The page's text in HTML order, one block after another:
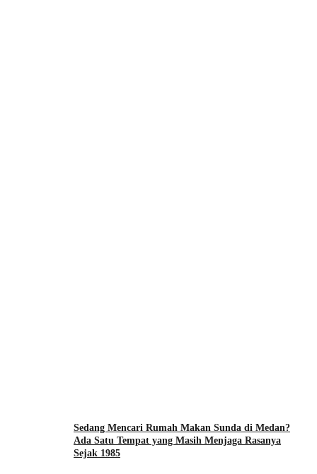
Sedang Mencari Rumah Makan Sunda di Medan?
Ada Satu Tempat yang Masih Menjaga Rasanya
Sejak 1985